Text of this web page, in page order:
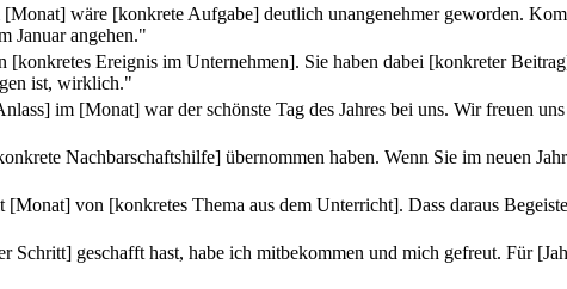
wäre [konkrete Aufgabe] deutlich unangenehmer geworden.
Januar angehen."
[konkretes Ereignis im Unternehmen]. Sie haben dabei [konkreter
ist, wirklich."
im [Monat] war der schönste Tag des Jahres bei uns. Wir freuen
Nachbarschaftshilfe] übernommen haben. Wenn Sie im neuen
[Monat] von [konkretes Thema aus dem Unterricht]. Dass daraus
Schritt] geschafft hast, habe ich mitbekommen und mich gefreut. Für